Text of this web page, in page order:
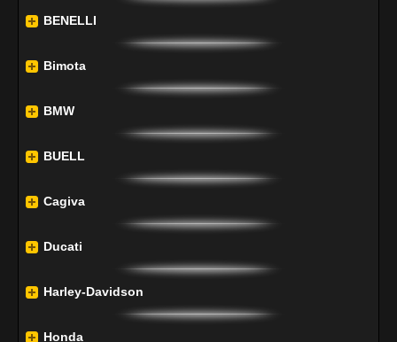
BENELLI
Bimota
BMW
BUELL
Cagiva
Ducati
Harley-Davidson
Honda